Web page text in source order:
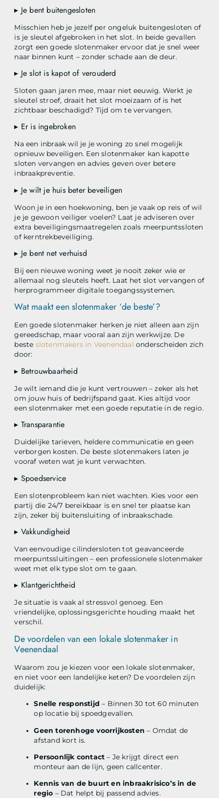
▸ Je bent buitengesloten
Misschien heb je jezelf per ongeluk buitengesloten of
is je sleutel afgebroken in het slot. In beide gevallen
zorgt een goede slotenmaker ervoor dat je snel weer
naar binnen kunt – zonder schade aan de deur.
▸ Je slot is kapot of verouderd
Sloten gaan jaren mee, maar niet eeuwig. Werkt je
sleutel stroef, draait het slot moeizaam of is het
zichtbaar beschadigd? Tijd om te vervangen.
▸ Er is ingebroken
Na een inbraak wil je je woning zo snel mogelijk
opnieuw beveiligen. Een slotenmaker kan kapotte
sloten vervangen en advies geven over betere
inbraakpreventie.
▸ Je wilt je huis beter beveiligen
Woon je in een hoekwoning, ben je vaak op reis of wil
je je gewoon veiliger voelen? Laat je adviseren over
extra beveiligingsmaatregelen zoals meerpuntssloten
of kerntrekbeveiliging.
▸ Je bent net verhuisd
Bij een nieuwe woning weet je nooit zeker wie er
allemaal nog sleutels heeft. Laat het slot vervangen of
herprogrammeer digitale toegangssystemen.
Wat maakt een slotenmaker ‘de beste’?
Een goede slotenmaker herken je niet alleen aan zijn
gereedschap, maar vooral aan zijn werkwijze. De
beste slotenmakers in Veenendaal onderscheiden zich
door:
▸ Betrouwbaarheid
Je wilt iemand die je kunt vertrouwen – zeker als het
om jouw huis of bedrijfspand gaat. Kies altijd voor
een slotenmaker met een goede reputatie in de regio.
▸ Transparantie
Duidelijke tarieven, heldere communicatie en geen
verborgen kosten. De beste slotenmakers laten je
vooraf weten wat je kunt verwachten.
▸ Spoedservice
Een slotenprobleem kan niet wachten. Kies voor een
partij die 24/7 bereikbaar is en snel ter plaatse kan
zijn, zeker bij buitensluiting of inbraakschade.
▸ Vakkundigheid
Van eenvoudige cilindersloten tot geavanceerde
meerpuntssluitingen – een professionele slotenmaker
weet met elk type slot om te gaan.
▸ Klantgerichtheid
Je situatie is vaak al stressvol genoeg. Een
vriendelijke, oplossingsgerichte houding maakt het
verschil.
De voordelen van een lokale slotenmaker in
Veenendaal
Waarom zou je kiezen voor een lokale slotenmaker,
en niet voor een landelijke keten? De voordelen zijn
duidelijk:
Snelle responstijd – Binnen 30 tot 60 minuten
op locatie bij spoedgevallen.
Geen torenhoge voorrijkosten – Omdat de
afstand kort is.
Persoonlijk contact – Je krijgt direct een
monteur aan de lijn, geen callcenter.
Kennis van de buurt en inbraakrisico’s in de
regio – Dat helpt bij passend advies.